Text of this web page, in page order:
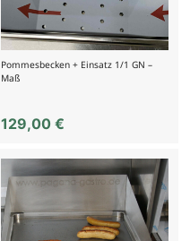
Pommesbecken + Einsatz 1/1 GN –
Maß
129,00€